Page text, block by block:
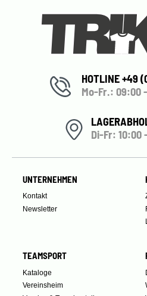
HOTLINE +49
Mo-Fr.: 09:00
Di-Fr: 10:00
UNTERNEHMEN
Kontakt
Newsletter
TEAMSPORT
Kataloge
Vereinsheim